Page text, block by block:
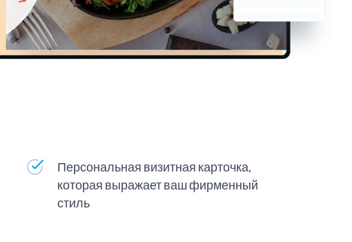
Персональная визитная карточка,
которая выражает ваш фирменный
стиль